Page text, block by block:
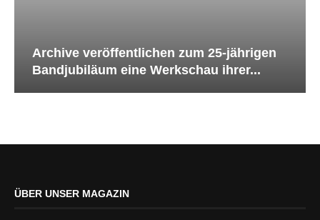
Archive veröffentlichen zum 25-jährigen
Bandjubiläum eine Werkschau ihrer...
ÜBER UNSER MAGAZIN